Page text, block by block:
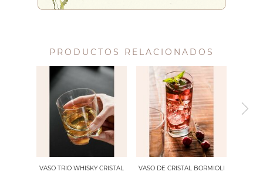
PRODUCTOS RELACIONADOS
VASO TRIO WHISKY CRISTAL
VASO DE CRISTAL BORMIOLI